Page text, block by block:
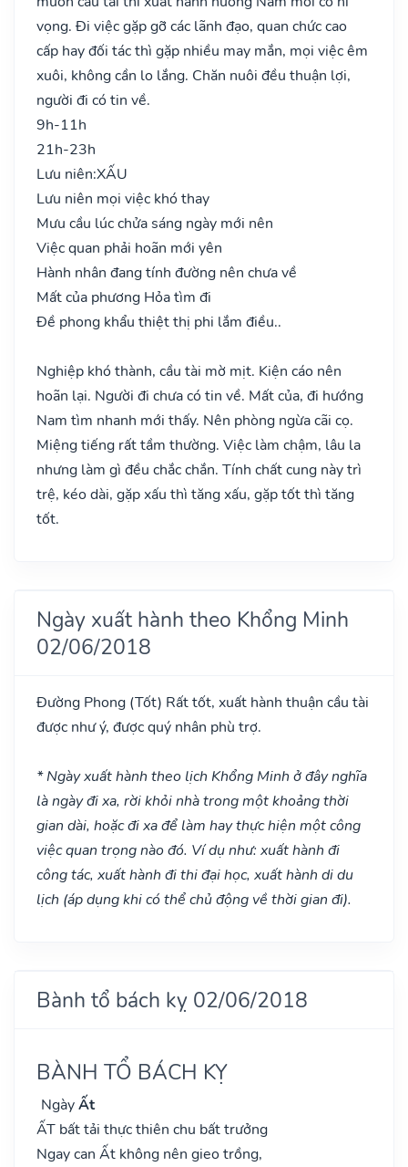
vọng. Đi việc gặp gỡ các lãnh đạo, quan chức cao
cấp hay đối tác thì gặp nhiều may mắn, mọi việc êm
xuôi, không cần lo lắng. Chăn nuôi đều thuận lợi,
người đi có tin về.
9h-11h
21h-23h
Lưu niên:XẤU
Lưu niên mọi việc khó thay
Mưu cầu lúc chửa sáng ngày mới nên
Việc quan phải hoãn mới yên
Hành nhân đang tính đường nên chưa về
Mất của phương Hỏa tìm đi
Đề phong khẩu thiệt thị phi lắm điều..
Nghiệp khó thành, cầu tài mờ mịt. Kiện cáo nên
hoãn lại. Người đi chưa có tin về. Mất của, đi hướng
Nam tìm nhanh mới thấy. Nên phòng ngừa cãi cọ.
Miệng tiếng rất tầm thường. Việc làm chậm, lâu la
nhưng làm gì đều chắc chắn. Tính chất cung này trì
trệ, kéo dài, gặp xấu thì tăng xấu, gặp tốt thì tăng
tốt.
Ngày xuất hành theo Khổng Minh
02/06/2018
Đường Phong (Tốt) Rất tốt, xuất hành thuận cầu tài
được như ý, được quý nhân phù trợ.
* Ngày xuất hành theo lịch Khổng Minh ở đây nghĩa
là ngày đi xa, rời khỏi nhà trong một khoảng thời
gian dài, hoặc đi xa để làm hay thực hiện một công
việc quan trọng nào đó. Ví dụ như: xuất hành đi
công tác, xuất hành đi thi đại học, xuất hành di du
lịch (áp dụng khi có thể chủ động về thời gian đi).
Bành tổ bách kỵ 02/06/2018
BÀNH TỔ BÁCH KỴ
NgàyẤt
ẤT bất tải thực thiên chu bất trưởng
Ngay can Ất không nên gieo trồng,